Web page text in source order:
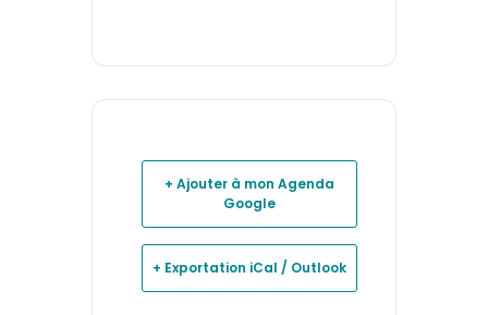
+ Ajouter à mon Agenda
Google
+ Exportation iCal / Outlook